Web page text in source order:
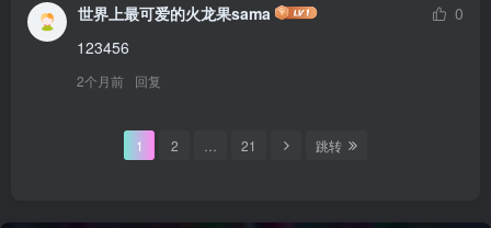
世界上最可爱的火龙果sama
0
123456
2个月前 回复
1 2 21 跳转